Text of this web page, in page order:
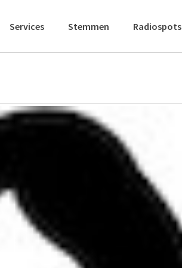
Services Stemmen Radiospots